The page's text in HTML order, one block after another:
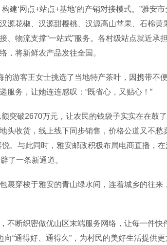
‘网点+站点+基地’的产销对接模式。”雅安
源花椒、汉源甜樱桃、汉源高山苹果、石棉黄
、物流支撑“一站式”服务。各村级站点就近承
，将新鲜农产品发往全国。
游客王女士挑选了当地特产茶叶，因携带不
服务，让她连连感叹：“既省心，又贴心！”
破2670万元，让农民的钱袋子实实在在鼓了
头收货，线上线下同步销售，价格公道又不愁
。与此同时，雅安邮政积极布局电商直播，在
了一条新通道。
穿梭于雅安的青山绿水间，连着城乡的往来
断织密做优山区末端服务网络，让每一件快
“通得好、通得久”，为村民的美好生活提供更